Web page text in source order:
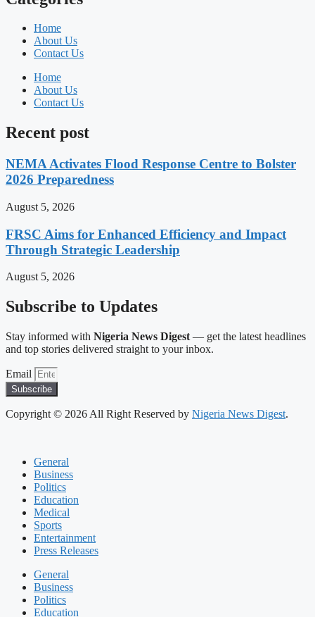
Home
About Us
Contact Us
Home
About Us
Contact Us
Recent post
NEMA Activates Flood Response Centre to Bolster
2026 Preparedness
August 5, 2026
FRSC Aims for Enhanced Efficiency and Impact
Through Strategic Leadership
August 5, 2026
Subscribe to Updates
Stay informed with Nigeria News Digest — get the latest headlines
and top stories delivered straight to your inbox.
Email
Subscribe
Copyright © 2026 All Right Reserved by Nigeria News Digest.
General
Business
Politics
Education
Medical
Sports
Entertainment
Press Releases
General
Business
Politics
Education